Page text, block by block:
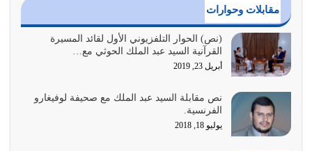
أغسطس 1, 2026
أبرز أسباب الشقاء هو الإعراض عن ذكر الله وعن هدى الله
المتمثل في القرآن الكريم
يوليو 31, 2026
أولياء الشيطان كلما كانوا أكثر ولاءً وطاعة للشيطان كلما كانوا
أكثر ضعفاً
يوليو 30, 2026
مقابلات وحوارات
(نص) الحوار التلفزيوني الأول لقائد المسيرة
القرآنية السيد عبد الملك الحوثي مع…
أبريل 23, 2019
نص مقابلة السيد عبد الملك مع صحيفة لوفيغارو
الفرنسية.
يوليو 18, 2018